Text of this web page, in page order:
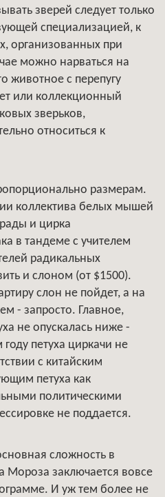
зверей следует только
специализацией, к
организованных при
можно нарваться на
животное с перепугу
или коллекционный
зверьков,
относиться к
размерам.
коллектива белых мышей
и цирка
в тандеме с учителем
радикальных
и слоном (от $1500).
слон не пойдет, а на
- запросто. Главное,
не опускалась ниже -
петуха циркачи не
с китайским
петуха как
политическими
не поддается.
сложность в
Мороза заключается вовсе
И уж тем более не